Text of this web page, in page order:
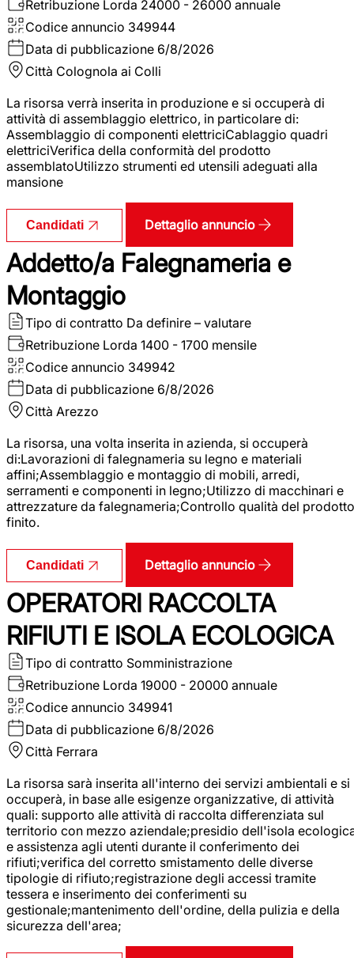
Retribuzione Lorda 24000 - 26000 annuale
Codice annuncio 349944
Data di pubblicazione 6/8/2026
Città Colognola ai Colli
La risorsa verrà inserita in produzione e si occuperà di
attività di assemblaggio elettrico, in particolare di:
Assemblaggio di componenti elettriciCablaggio quadri
elettriciVerifica della conformità del prodotto
assemblatoUtilizzo strumenti ed utensili adeguati alla
mansione
Candidati Dettaglio annuncio
Addetto/a Falegnameria e
Montaggio
Tipo di contratto Da definire – valutare
Retribuzione Lorda 1400 - 1700 mensile
Codice annuncio 349942
Data di pubblicazione 6/8/2026
Città Arezzo
La risorsa, una volta inserita in azienda, si occuperà
di:Lavorazioni di falegnameria su legno e materiali
affini;Assemblaggio e montaggio di mobili, arredi,
serramenti e componenti in legno;Utilizzo di macchinari e
attrezzature da falegnameria;Controllo qualità del prodotto
finito.
Candidati Dettaglio annuncio
OPERATORI RACCOLTA
RIFIUTI E ISOLA ECOLOGICA
Tipo di contratto Somministrazione
Retribuzione Lorda 19000 - 20000 annuale
Codice annuncio 349941
Data di pubblicazione 6/8/2026
Città Ferrara
La risorsa sarà inserita all'interno dei servizi ambientali e si
occuperà, in base alle esigenze organizzative, di attività
quali: supporto alle attività di raccolta differenziata sul
territorio con mezzo aziendale;presidio dell'isola
e assistenza agli utenti durante il conferimento dei
rifiuti;verifica del corretto smistamento delle diverse
tipologie di rifiuto;registrazione degli accessi tramite
tessera e inserimento dei conferimenti su
gestionale;mantenimento dell'ordine, della pulizia e della
sicurezza dell'area;